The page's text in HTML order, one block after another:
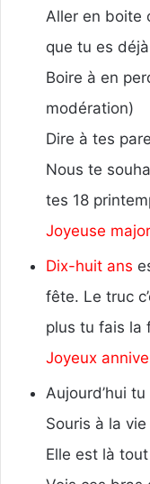
Aller en boite
que tu es
Boire à en
modération)
Dire à tes
Nous te
tes 18
Joyeuse
Dix-huit ans
fête. Le truc
plus tu fais la
Joyeux
Aujourd’hui tu
Souris à la
Elle est là